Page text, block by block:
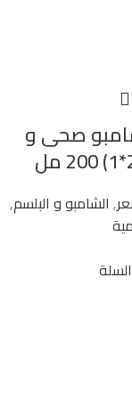
صحى و
, الشامبو و البلسم,